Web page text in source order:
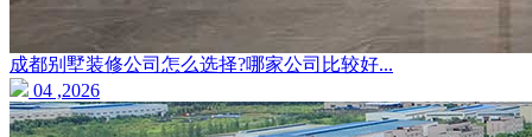
成都别墅装修公司怎么选择?哪家公司比较好...
04 ,2026